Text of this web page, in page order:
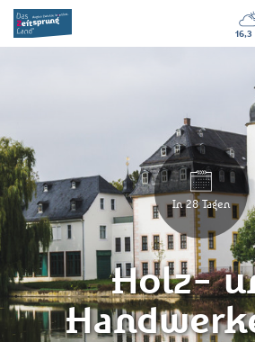
16,3
In 28 Tagen
Holz-